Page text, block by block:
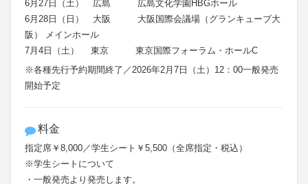
6月27日（土） 広島 広島文化学園HBGホール
6月28日（日） 大阪 大阪国際会議場（グランキューブ大
阪） メインホール
7月4日（土） 東京 東京国際フォーラム・ホールC
※各種先行予約期間終了／2026年2月7日（土）12：00一般発売
開始予定
料金
指定席￥8,000／学生シート￥5,500（全席指定・税込）
※学生シートについて
・一般発売より発売します。